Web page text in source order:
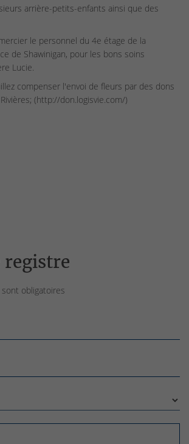
arrière-petits-enfants ainsi que des
le personnel du 4e étage de la
de Shawinigan, pour les bons soins
Lucie.
compenser l'envoi de fleurs par des dons
(http://don.logisvie.com/)
registre
obligatoires